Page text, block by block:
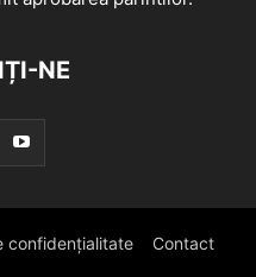
NE
confidențialitate Contact